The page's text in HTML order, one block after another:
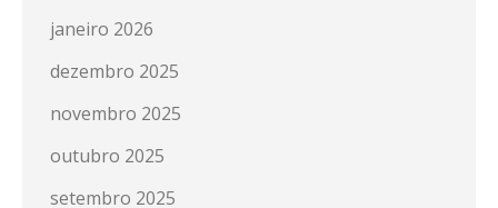
janeiro 2026
dezembro 2025
novembro 2025
outubro 2025
setembro 2025